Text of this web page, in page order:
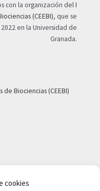
cookies
con la organización delI
(CEEBI), que se
en la Universidad de
Granada.